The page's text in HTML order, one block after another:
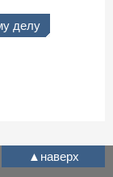
делу
▲ наверх